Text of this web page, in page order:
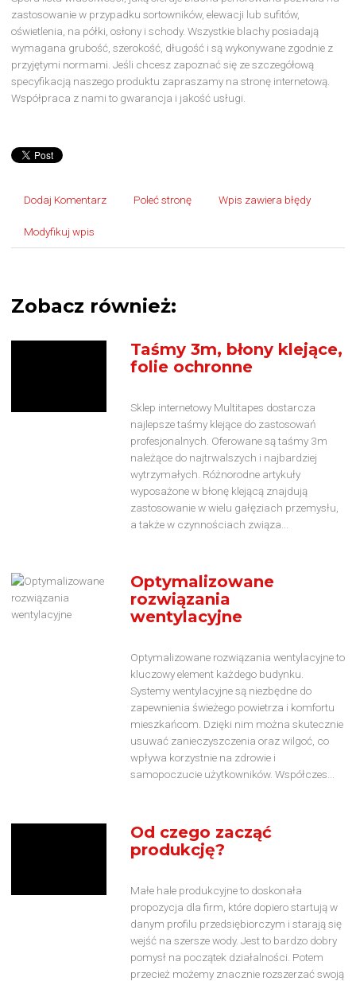
zastosowanie w przypadku sortowników, elewacji lub sufitów,
oświetlenia, na półki, osłony i schody. Wszystkie blachy posiadają
wymagana grubość, szerokość, długość i są wykonywane zgodnie z
przyjętymi normami. Jeśli chcesz zapoznać się ze szczegółową
specyfikacją naszego produktu zapraszamy na stronę internetową.
Współpraca z nami to gwarancja i jakość usługi.
Dodaj Komentarz Poleć stronę Wpis zawiera błędy
Modyfikuj wpis
Zobacz również:
Taśmy 3m, błony klejące,
folie ochronne
Sklep internetowy Multitapes dostarcza
najlepsze taśmy klejące do zastosowań
profesjonalnych. Oferowane są taśmy 3m
należące do najtrwalszych i najbardziej
wytrzymałych. Różnorodne artykuły
wyposażone w błonę klejącą znajdują
zastosowanie w wielu gałęziach przemysłu,
a także w czynnościach związa...
Optymalizowane
rozwiązania
wentylacyjne
Optymalizowane rozwiązania wentylacyjne to
kluczowy element każdego budynku.
Systemy wentylacyjne są niezbędne do
zapewnienia świeżego powietrza i komfortu
mieszkańcom. Dzięki nim można skutecznie
usuwać zanieczyszczenia oraz wilgoć, co
wpływa korzystnie na zdrowie i
samopoczucie użytkowników. Współczes...
Od czego zacząć
produkcję?
Małe hale produkcyjne to doskonała
propozycja dla firm, które dopiero startują w
danym profilu przedsiębiorczym i starają się
wejść na szersze wody. Jest to bardzo dobry
pomysł na początek działalności. Potem
przecież możemy znacznie rozszerzać swoją